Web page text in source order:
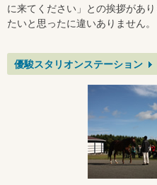
に来てください」との挨拶があ
たいと思ったに違いありません。
優駿スタリオンステーション